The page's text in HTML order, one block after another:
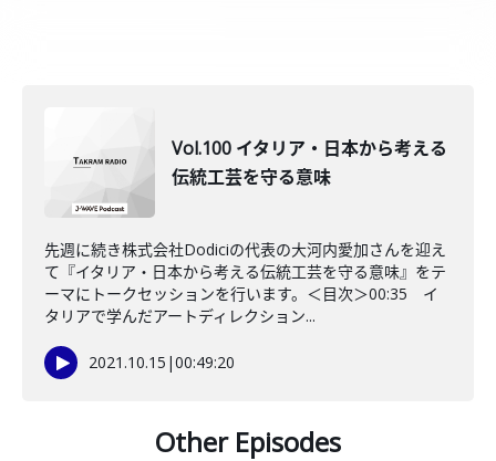
Vol.100 イタリア・日本から考える
伝統工芸を守る意味
先週に続き株式会社Dodiciの代表の大河内愛加さんを迎え
て『イタリア・日本から考える伝統工芸を守る意味』をテ
ーマにトークセッションを行います。＜目次＞00:35 イ
タリアで学んだアートディレクション...
2021.10.15 |00:49:20
Other Episodes